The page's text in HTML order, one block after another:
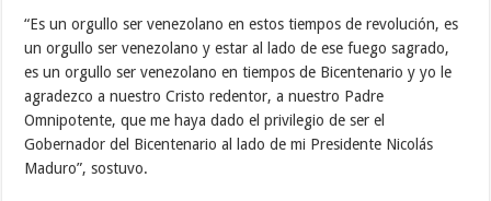
“Es un orgullo ser venezolano en estos tiempos de revolución, es
un orgullo ser venezolano y estar al lado de ese fuego sagrado,
es un orgullo ser venezolano en tiempos de Bicentenario y yo le
agradezco a nuestro Cristo redentor, a nuestro Padre
Omnipotente, que me haya dado el privilegio de ser el
Gobernador del Bicentenario al lado de mi Presidente Nicolás
Maduro”, sostuvo.